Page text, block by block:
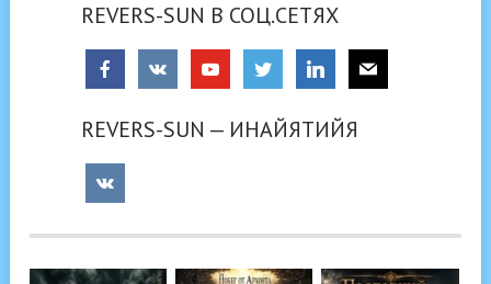
REVERS-SUN В СОЦ.СЕТЯХ
REVERS-SUN — ИНАЙЯТИЙЯ